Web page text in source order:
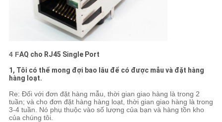
4 FAQ cho RJ45 Single Port
1, Tôi có thể mong đợi bao lâu để có được mẫu và đặt hàng
hàng loạt.
Re: Đối với đơn đặt hàng mẫu, thời gian giao hàng là trong 2
tuần; và cho đơn đặt hàng hàng loạt, thời gian giao hàng là trong
3-4 tuần. Nó phụ thuộc vào số lượng của bạn và hàng tồn kho
của chúng tôi.